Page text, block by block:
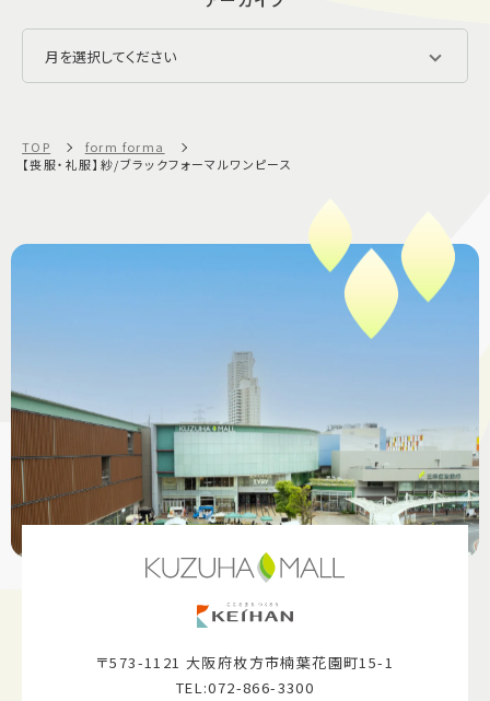
TOP
form forma
【喪服・礼服】紗/ブラックフォーマルワンピース
〒573-1121 大阪府枚方市楠葉花園町15-1
TEL:072-866-3300